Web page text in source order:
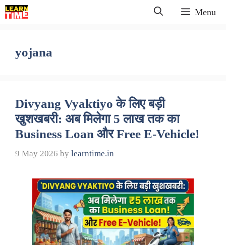
Skip
to
Menu
yojana
Divyang Vyaktiyo के लिए बड़ी
खुशखबरी: अब मिलेगा 5 लाख तक का
Business Loan और Free E-Vehicle!
9 May 2026 by learntime.in